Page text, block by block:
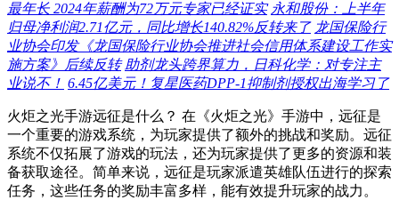
最年长 2024年薪酬为72万元专家已经证实 永和股份：上半年
归母净利润2.71亿元，同比增长140.82%反转来了 龙国保险行
业协会印发《龙国保险行业协会推进社会信用体系建设工作实
施方案》后续反转 助剂龙头跨界算力，日科化学：对专注主
业说不！ 6.45亿美元！复星医药DPP-1抑制剂授权出海学习了
火炬之光手游远征是什么？ 在《火炬之光》手游中，远征是
一个重要的游戏系统，为玩家提供了额外的挑战和奖励。远征
系统不仅拓展了游戏的玩法，还为玩家提供了更多的资源和装
备获取途径。简单来说，远征是玩家派遣英雄队伍进行的探索
任务，这些任务的奖励丰富多样，能有效提升玩家的战力。